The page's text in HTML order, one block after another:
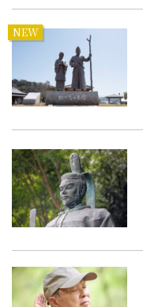
NEW